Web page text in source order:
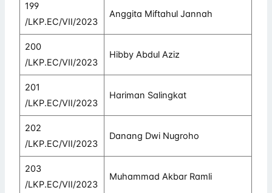
199
/LKP.EC/VII/2023
Anggita Miftahul Jannah
200
/LKP.EC/VII/2023
Hibby Abdul Aziz
201
/LKP.EC/VII/2023
Hariman Salingkat
202
/LKP.EC/VII/2023
Danang Dwi Nugroho
203
/LKP.EC/VII/2023
Muhammad Akbar Ramli